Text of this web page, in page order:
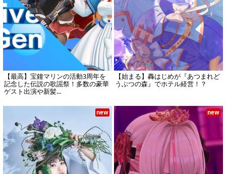
【最高】宝鐘マリンの活動3周年を
記念した伝説の歌謡祭！多数の豪華
ゲスト出演や新髪...
【始まる】轟はじめが『あつまれど
うぶつの森』でホテル経営！？
new new